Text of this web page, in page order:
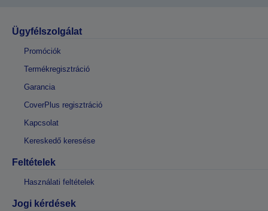
Ügyfélszolgálat
Promóciók
Termékregisztráció
Garancia
CoverPlus regisztráció
Kapcsolat
Kereskedő keresése
Feltételek
Használati feltételek
Jogi kérdések